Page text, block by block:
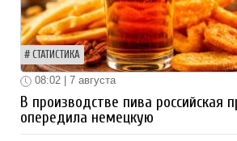
СТАТИСТИКА
08:02 | 7 августа
В производстве пива российская
опередила немецкую